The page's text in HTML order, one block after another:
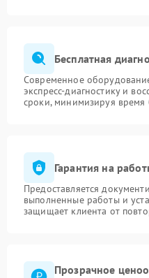
Бесплатная
Современное
экспресс-диагностику и
сроки, минимизируя время
Гарантия на
Предоставляется
выполненные работы и
защищает клиента от
Прозрачное